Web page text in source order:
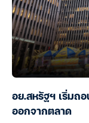
อย.สหรัฐฯ เริ่มถ
ออกจากตลาด